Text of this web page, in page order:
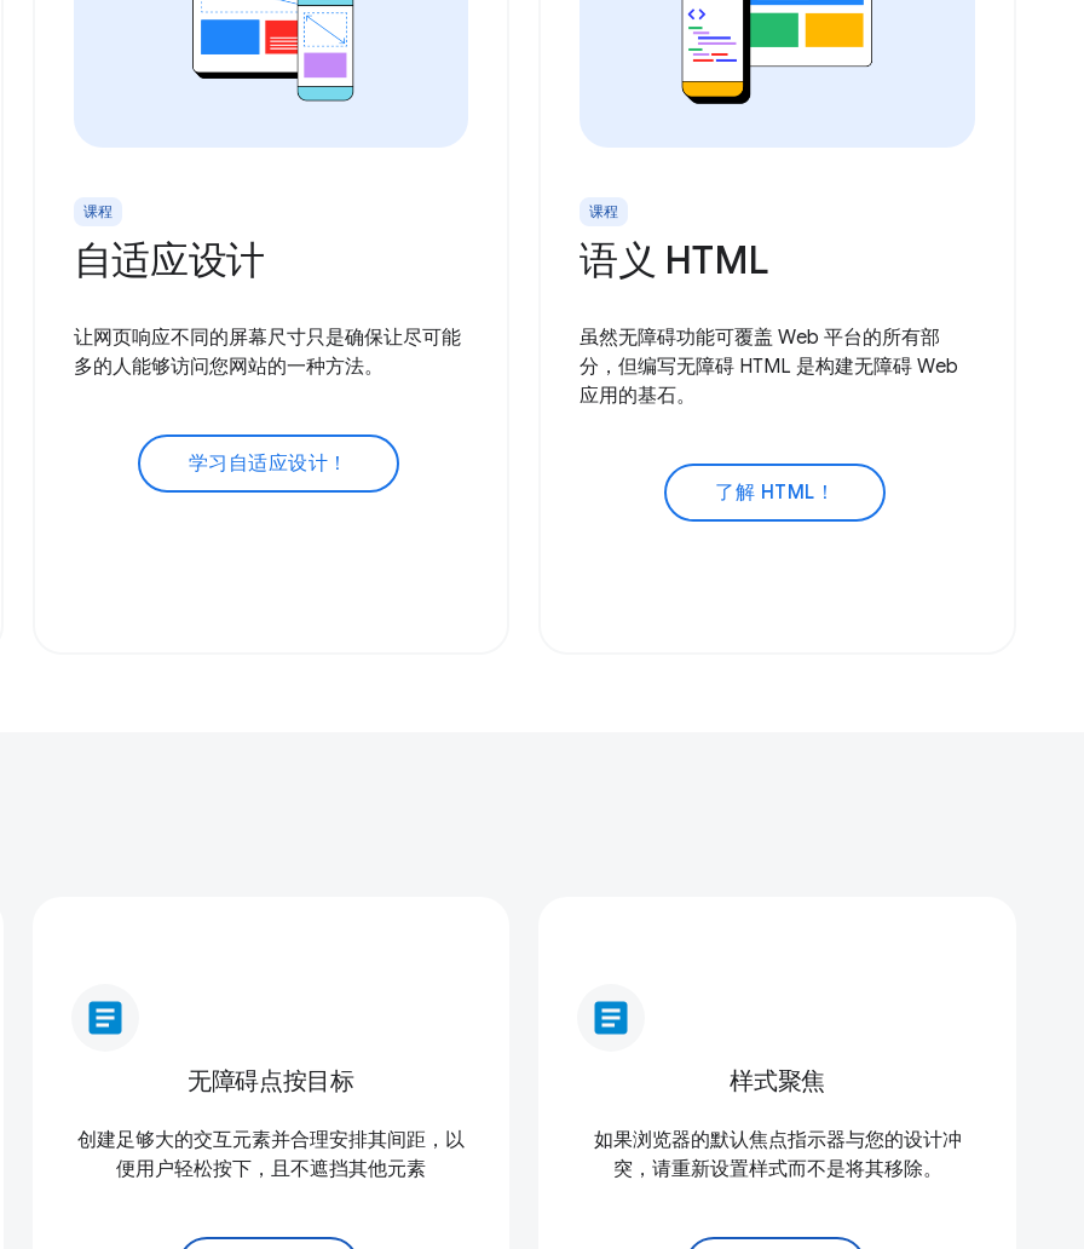
课程
自适应设计
让网页响应不同的屏幕尺寸只是确保让尽可能
多的人能够访问您网站的一种方法。
学习自适应设计！
课程
语义 HTML
虽然无障碍功能可覆盖 Web 平台的所有部
分，但编写无障碍 HTML 是构建无障碍 Web
应用的基石。
了解 HTML！
article
无障碍点按目标
创建足够大的交互元素并合理安排其间距，以
便用户轻松按下，且不遮挡其他元素
article
样式聚焦
如果浏览器的默认焦点指示器与您的设计冲
突，请重新设置样式而不是将其移除。